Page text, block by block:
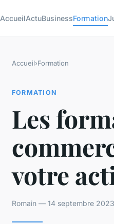
AccueilActuBusinessFormation
Accueil›Formation
FORMATION
Les
votre
Romain — 14 septembre